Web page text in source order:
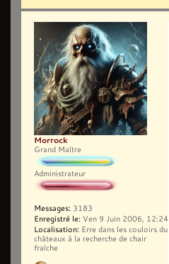
Morrock
Grand Maître
Administrateur
Messages: 3183
Enregistré le: Ven 9 Juin 2006, 12:24
Localisation: Erre dans les couloirs du
châteaux à la recherche de chair
fraîche